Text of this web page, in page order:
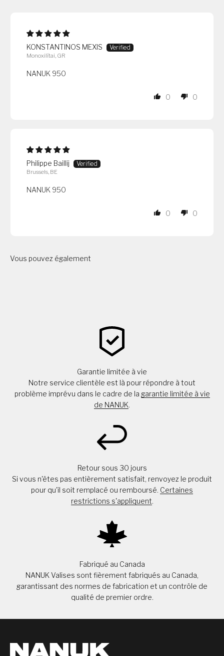
KONSTANTINOS MEXIS
Monoxilítai, GR
NANUK 950
0 0
Philippe Baillij
Brussels, BE
NANUK 950
0 0
Vous pouvez également
Garantie limitée à vie
Notre service clientèle est là pour répondre à tout
problème imprévu dans le cadre de la garantie limitée à vie
de NANUK.
Retour sous 30 jours
Si vous n'êtes pas entièrement satisfait, renvoyez le produit
pour qu'il soit remplacé ou remboursé. Certaines
restrictions s'appliquent.
Fabriqué au Canada
NANUK Valises sont fièrement fabriqués au Canada,
garantissant des normes de fabrication et un contrôle de
qualité de premier ordre.